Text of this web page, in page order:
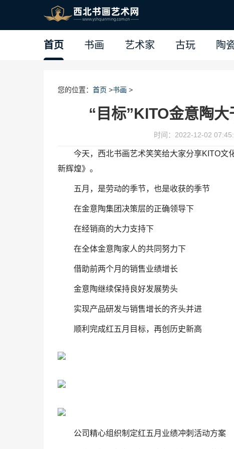
首页 书画 艺术家 古玩 陶
您的位置： 首页 >书画 >
“目标”KITO金意陶
时间：2022-12-02
今天，西北书画艺术笑笑给大家分享KITO文
新辉煌》。
五月，是劳动的季节，也是收获的季节
在金意陶集团决策层的正确领导下
在经销商的大力支持下
在全体金意陶家人的共同努力下
借助前两个月的销售业绩增长
金意陶继续保持良好发展势头
实现产品研发与销售增长的齐头并进
顺利完成红五月目标，再创历史新高
公司精心组织制定红五月业绩冲刺活动方案